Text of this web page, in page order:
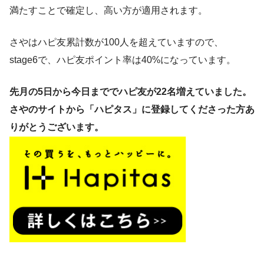
満たすことで確定し、高い方が適用されます。
さやはハピ友累計数が100人を超えていますので、
stage6で、ハピ友ポイント率は40%になっています。
先月の5日から今日まででハピ友が22名増えていました。
さやのサイトから「ハピタス」に登録してくださった方あ
りがとうございます。